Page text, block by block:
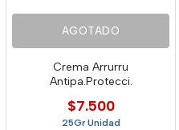
AGOTADO
Crema Arrurru
Antipa.Protecci.
$7.500
25Gr Unidad